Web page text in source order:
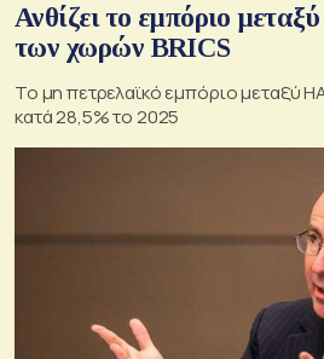
Ανθίζει το εμπόριο
των χωρών BRICS
Το μη πετρελαϊκό εμπόριο μεταξύ
κατά 28,5% το 2025